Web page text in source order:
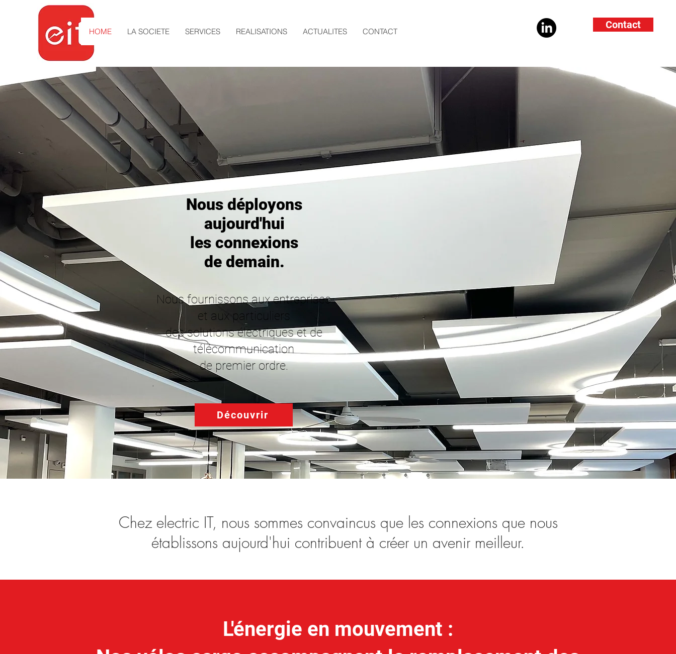
HOME LA SOCIETE SERVICES REALISATIONS ACTUALITES CONTACT
Contact
Nous déployons
aujourd'hui
les connexions
de demain.
Nous fournissons aux entreprises
et aux particuliers
des solutions électriques et de
télécommunication
de premier ordre.
.
Découvrir
Chez electric IT, nous sommes convaincus que les connexions que nous
établissons aujourd'hui contribuent à créer un avenir meilleur.
L'énergie en mouvement :